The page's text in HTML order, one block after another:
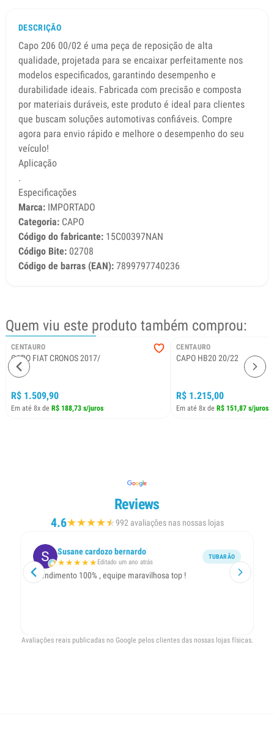
DESCRIÇÃO
Capo 206 00/02 é uma peça de reposição de alta
qualidade, projetada para se encaixar perfeitamente nos
modelos especificados, garantindo desempenho e
durabilidade ideais. Fabricada com precisão e composta
por materiais duráveis, este produto é ideal para clientes
que buscam soluções automotivas confiáveis. Compre
agora para envio rápido e melhore o desempenho do seu
veículo!
Aplicação
.
Especificações
Marca: IMPORTADO
Categoria: CAPO
Código do fabricante: 15C00397NAN
Código Bite: 02708
Código de barras (EAN): 7899797740236
Quem viu este produto também comprou:
CENTAURO
CAPO FIAT CRONOS 2017/
R$ 1.509,90
Em até 8x de R$ 188,73 s/juros
CENTAURO
CAPO HB20 20/22
R$ 1.215,00
Em até 8x de R$ 151,87 s/juros
Reviews
4.6★★★★★
★992 avaliações nas nossas lojas
Susane cardozo bernardo
★★★★★Editado um ano atrás
TUBARÃO
Atendimento 100% , equipe maravilhosa top !
Avaliações reais publicadas no Google pelos clientes das nossas lojas físicas.